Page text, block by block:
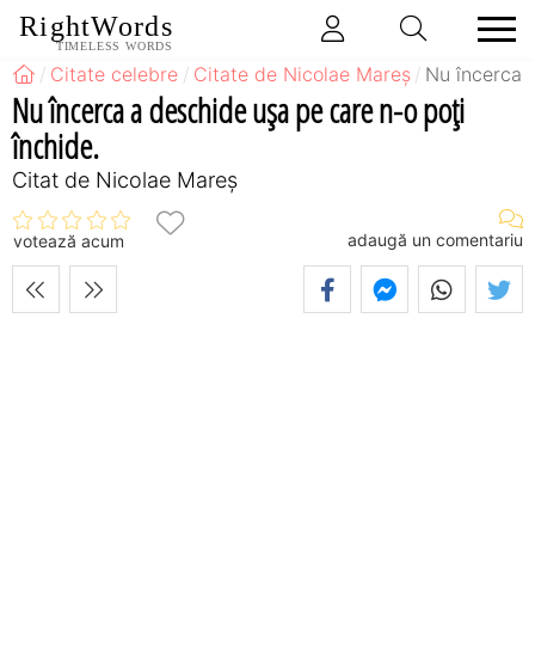
RightWords
TIMELESS WORDS
Citate celebre Citate de Nicolae Mareș Nu încerca
Nu încerca a deschide ușa pe care n-o poți
închide.
Citat de Nicolae Mareș
votează acum adaugă un comentariu